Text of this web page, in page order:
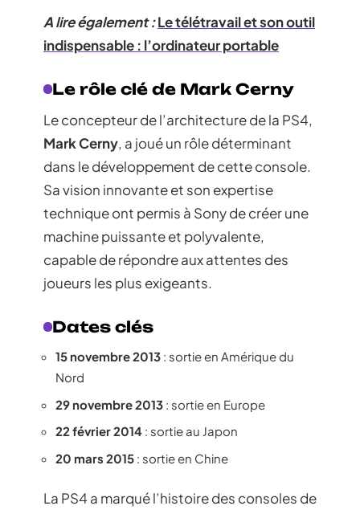
A lire également :Le télétravail et son outil
indispensable : l’ordinateur portable
Le rôle clé de Mark Cerny
Le concepteur de l’architecture de la PS4,
Mark Cerny, a joué un rôle déterminant
dans le développement de cette console.
Sa vision innovante et son expertise
technique ont permis à Sony de créer une
machine puissante et polyvalente,
capable de répondre aux attentes des
joueurs les plus exigeants.
Dates clés
15 novembre 2013 : sortie en Amérique du
Nord
29 novembre 2013 : sortie en Europe
22 février 2014 : sortie au Japon
20 mars 2015 : sortie en Chine
La PS4 a marqué l’histoire des consoles de